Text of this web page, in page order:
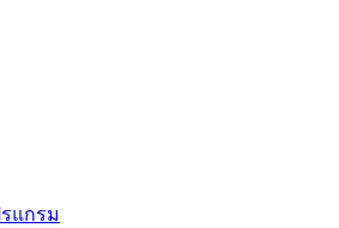
แกรม